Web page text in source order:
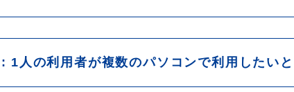
1人の利用者が複数のパソコンで利用したい